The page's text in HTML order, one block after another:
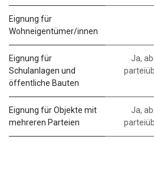
Eignung für
Wohneigentümer/innen
Eignung für
Schulanlagen und
öffentliche Bauten
Ja,
Eignung für Objekte mit
mehreren Parteien
Ja,